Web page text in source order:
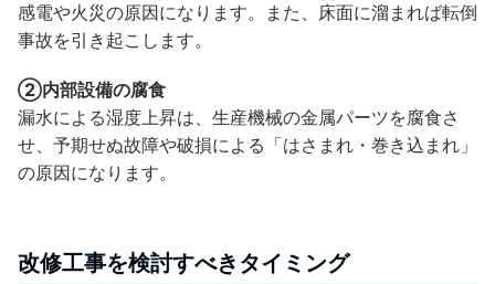
感電や火災の原因になります。また、床面に溜まれば転倒
事故を引き起こします。
②内部設備の腐食
漏水による湿度上昇は、生産機械の金属パーツを腐食さ
せ、予期せぬ故障や破損による「はさまれ・巻き込まれ」
の原因になります。
改修工事を検討すべきタイミング